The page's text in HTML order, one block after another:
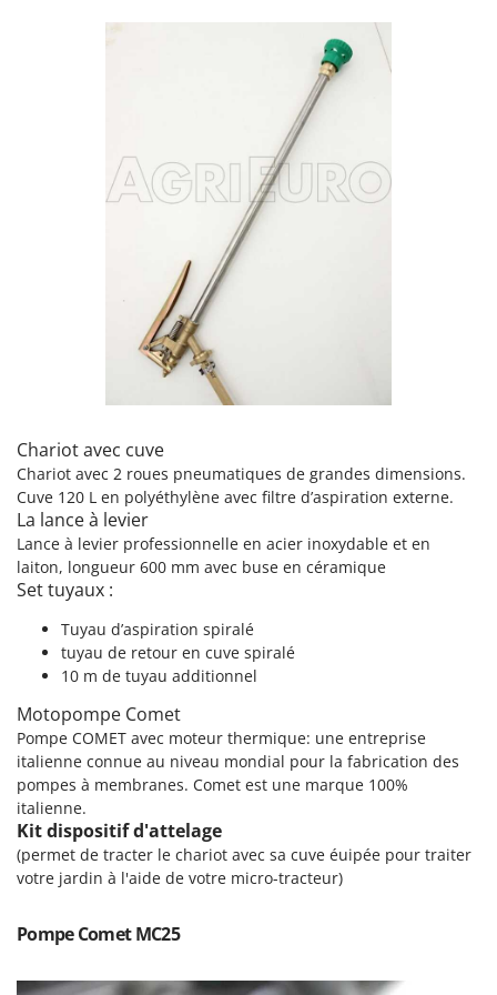
Planteuses de pommes de terre pour tracteur
Plateaux de coupe pour tracteur
Plumeuses
Pompes d'irrigation à tracteur
Pompes immergées électriques
Postes à souder
Poussoirs à saucisse
Presses à pellets
Pressoirs à fruits
Pressoirs à Raisin
Pulvérisateurs
Pulvérisateurs portés
R
Rafraîchisseurs d'air par évaporation
Rampes de chargement en aluminium
Râpes à fromage électriques
Râteaux pour tracteur
Remplisseuses
Robots nettoyeurs de piscine
Robots Tondeuses
Rogneuses de souches
Rouleaux pour tracteur
S
Scies à os
Francini
Garofalo
GeoTech
GreenBay
Greenworks
GRIFO
GVS
GYS
Hailo
Helvi
Henx
HiKOKI
Honda
I
Idromatic
Il-Tec
Infaco
Intec
Chariot avec cuve
Chariot avec 2 roues pneumatiques de grandes dimensions.
Cuve 120 L en polyéthylène avec filtre d’aspiration externe.
La lance à levier
Lance à levier professionnelle en acier inoxydable et en
laiton, longueur 600 mm avec buse en céramique
Set tuyaux :
Tuyau d’aspiration spiralé
tuyau de retour en cuve spiralé
10 m de tuyau additionnel
Motopompe Comet
Pompe COMET avec moteur thermique: une entreprise
italienne connue au niveau mondial pour la fabrication des
pompes à membranes. Comet est une marque 100%
italienne.
Kit dispositif d'attelage
(permet de tracter le chariot avec sa cuve éuipée pour traiter
votre jardin à l'aide de votre micro-tracteur)
Pompe Comet MC25